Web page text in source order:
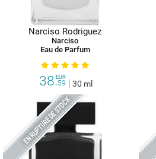
Narciso Rodriguez
Narciso
Eau de Parfum
38.59
EUR
30 ml
EN RUPTURE DE STOCK